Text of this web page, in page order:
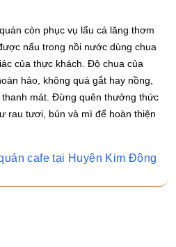
còn phục vụ lẩu cá lăng thơm
nấu trong nồi nước dùng chua
của thực khách. Độ chua của
hảo, không quá gắt hay nồng,
mát. Đừng quên thưởng thức
rau tươi, bún và mì để hoàn thiện
cafe tại Huyện Kim Động